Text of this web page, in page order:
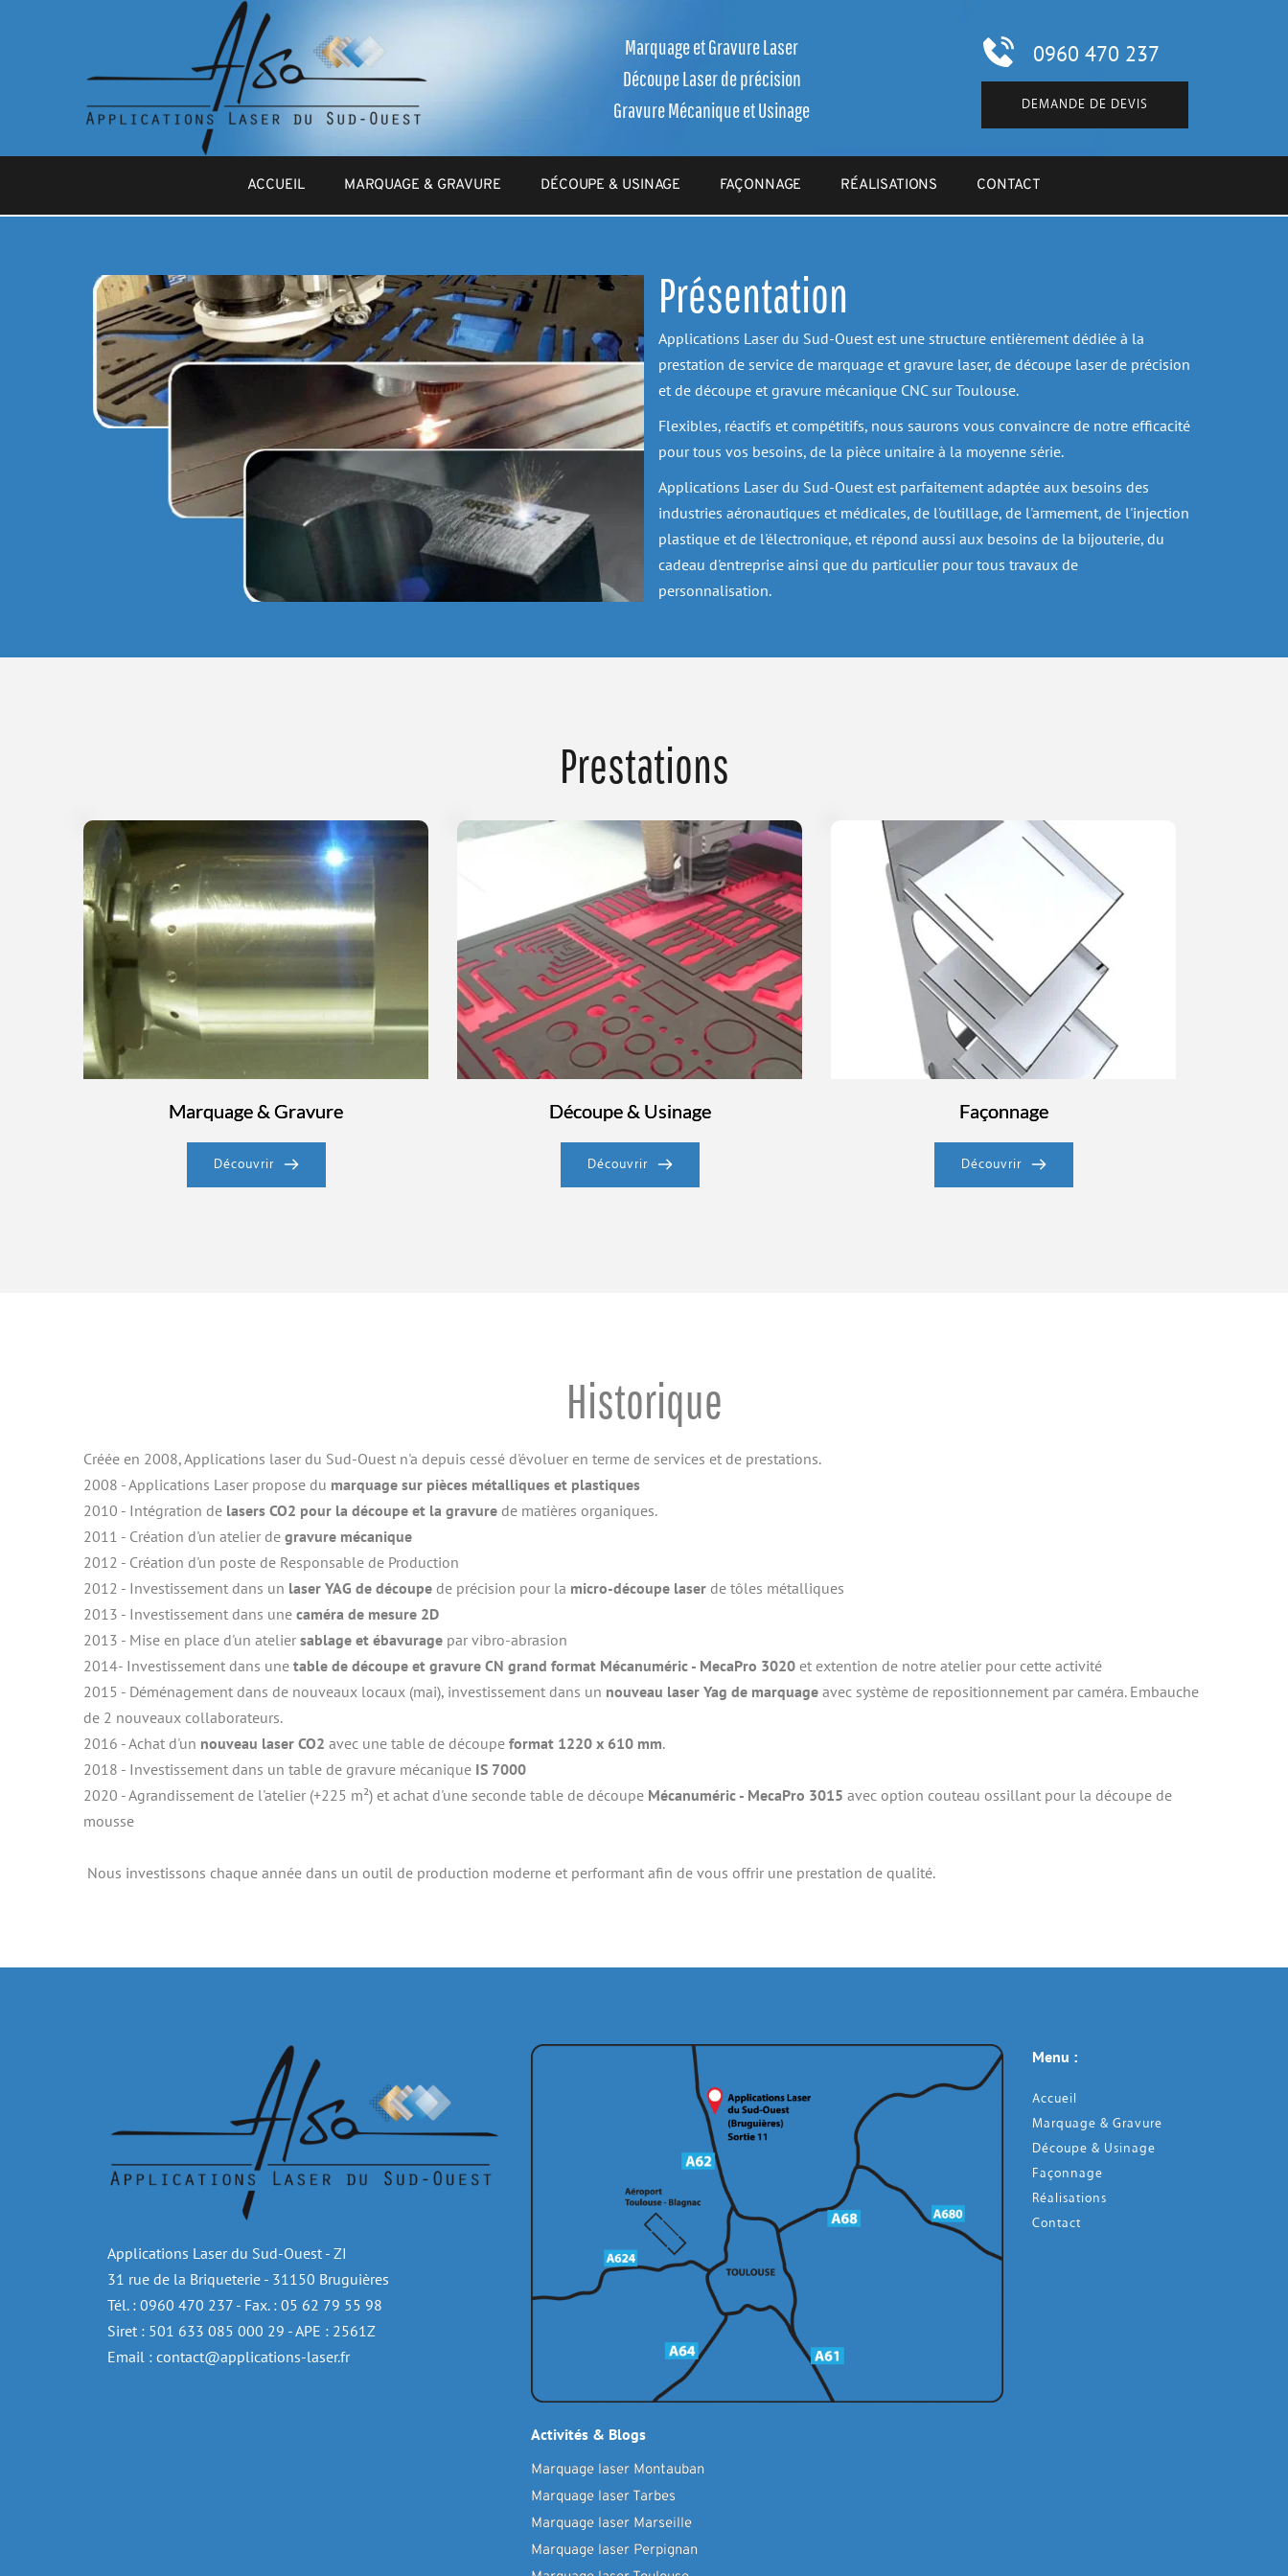
Marquage et Gravure Laser
Découpe Laser de précision
Gravure Mécanique et Usinage
0960 470 237
DEMANDE DE DEVIS
ACCUEIL MARQUAGE & GRAVURE DÉCOUPE & USINAGE FAÇONNAGE RÉALISATIONS CONTACT
Présentation
Applications Laser du Sud-Ouest est une structure entièrement dédiée à la
prestation de service de marquage et gravure laser, de découpe laser de précision
et de découpe et gravure mécanique CNC sur Toulouse.
Flexibles, réactifs et compétitifs, nous saurons vous convaincre de notre efficacité
pour tous vos besoins, de la pièce unitaire à la moyenne série.
Applications Laser du Sud-Ouest est parfaitement adaptée aux besoins des
industries aéronautiques et médicales, de l'outillage, de l'armement, de l'injection
plastique et de l'électronique, et répond aussi aux besoins de la bijouterie, du
cadeau d'entreprise ainsi que du particulier pour tous travaux de
personnalisation.
Prestations
Marquage & Gravure
Découvrir
Découpe & Usinage
Découvrir
Façonnage
Découvrir
Historique
Créée en 2008, Applications laser du Sud-Ouest n'a depuis cessé d'évoluer en terme de services et de prestations.
2008 - Applications Laser propose du marquage sur pièces métalliques et plastiques
2010 - Intégration de lasers CO2 pour la découpe et la gravure de matières organiques.
2011 - Création d'un atelier de gravure mécanique
2012 - Création d'un poste de Responsable de Production
2012 - Investissement dans un laser YAG de découpe de précision pour la micro-découpe laser de tôles métalliques
2013 - Investissement dans une caméra de mesure 2D
2013 - Mise en place d'un atelier sablage et ébavurage par vibro-abrasion
2014- Investissement dans une table de découpe et gravure CN grand format Mécanuméric - MecaPro 3020 et extention de notre atelier pour cette activité
2015 - Déménagement dans de nouveaux locaux (mai), investissement dans un nouveau laser Yag de marquage avec système de repositionnement par caméra. Embauche
de 2 nouveaux collaborateurs.
2016 - Achat d'un nouveau laser CO2 avec une table de découpe format 1220 x 610 mm.
2018 - Investissement dans un table de gravure mécanique IS 7000
2020 - Agrandissement de l'atelier (+225 m²) et achat d'une seconde table de découpe Mécanuméric - MecaPro 3015 avec option couteau ossillant pour la découpe de
mousse
Nous investissons chaque année dans un outil de production moderne et performant afin de vous offrir une prestation de qualité.
Applications Laser du Sud-Ouest - ZI
31 rue de la Briqueterie - 31150 Bruguières
Tél. : 0960 470 237 - Fax. : 05 62 79 55 98
Siret : 501 633 085 000 29 - APE : 2561Z
Email : contact@applications-laser.fr
Activités & Blogs
Marquage laser Montauban
Marquage laser Tarbes
Marquage laser Marseille
Marquage laser Perpignan
Menu :
Accueil
Marquage & Gravure
Découpe & Usinage
Façonnage
Réalisations
Contact